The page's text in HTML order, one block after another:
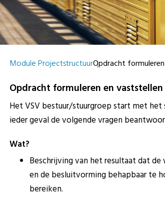
Module ProjectstructuurOpdracht
Opdracht formuleren en vaststellen
Het VSV bestuur/stuurgroep start met
ieder geval de volgende vragen
Wat?
Beschrijving van het resultaat dat
en de besluitvorming behapbaar te
bereiken.